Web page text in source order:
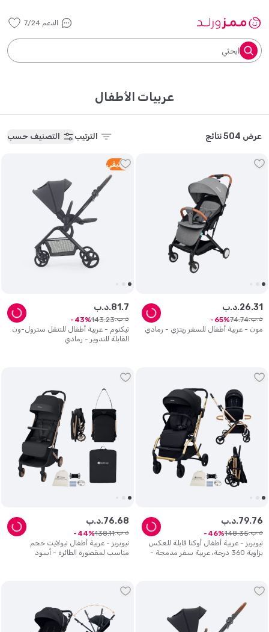
الدعم 7/24
ابحثي
عربيات الأطفال
عرض 504 نتائج الترتيب التصنيف حسب
مون - عربية أطفال للسفر ريتزي - رمادي
د.ب.26.31
د.ب. 74.74
65
1 متبقي
تيكنوم - عربية أطفال للتنقل سترول-ون
القابلة للتدوير - رمادي
د.ب.81 .7
د.ب. 143.23
43
نيوبريز - عربية أطفال أوكتا قابلة للعكس
بزاوية 360 درجة، عربية سفر مدمجة -
د.ب.79.76
د.ب. 148.35
46
نيوبريز - عربية أطفال نيولايت حجم
مناسب لمقصورة الطائرة - أسود
د.ب.76.68
د.ب. 138.11
44